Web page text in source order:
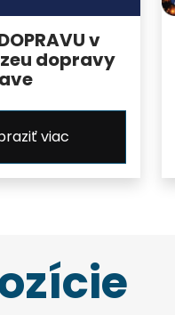
v
dopravy
viac